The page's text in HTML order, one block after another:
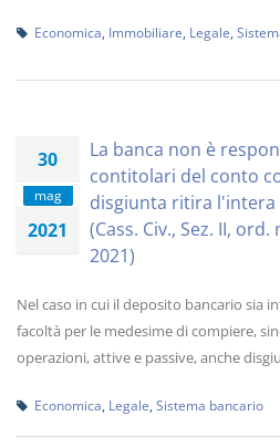
Economica Immobiliare Legale
30
mag
2021
La banca non è
contitolari del conto
disgiunta ritira
(Cass. Civ., Sez. II,
2021)
Nel caso in cui il deposito bancario sia
facoltà per le medesime di compiere,
operazioni, attive e passive, anche
Economica Legale Sistema bancario